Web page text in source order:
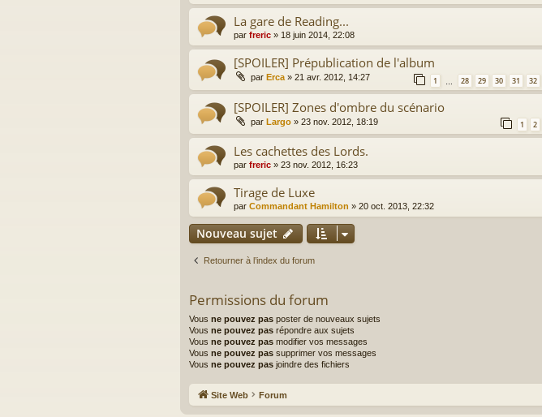
La gare de Reading...
par freric » 18 juin 2014, 22:08
[SPOILER] Prépublication de l'album
par Erca» 21 avr. 2012, 14:27 1 28 29 30 31 32
[SPOILER] Zones d'ombre du scénario
par Largo » 23 nov. 2012, 18:19 1 2
Les cachettes des Lords.
par freric » 23 nov. 2012, 16:23
Tirage de Luxe
par Commandant Hamilton » 20 oct. 2013, 22:32
Nouveau sujet
Retourner à l’index du forum
Permissions du forum
Vous ne pouvez pas poster de nouveaux sujets
Vous ne pouvez pas répondre aux sujets
Vous ne pouvez pas modifier vos messages
Vous ne pouvez pas supprimer vos messages
Vous ne pouvez pas joindre des fichiers
Site Web Forum